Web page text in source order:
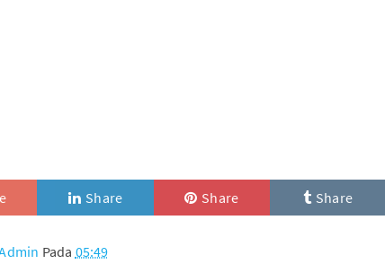
Share Share Share
Pada 05:49